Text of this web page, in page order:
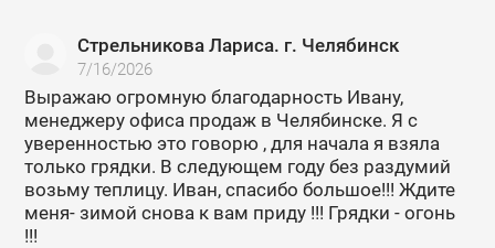
Стрельникова Лариса. г. Челябинск
7/16/2026
Выражаю огромную благодарность Ивану,
менеджеру офиса продаж в Челябинске. Я с
уверенностью это говорю , для начала я взяла
только грядки. В следующем году без раздумий
возьму теплицу. Иван, спасибо большое!!! Ждите
меня- зимой снова к вам приду !!! Грядки - огонь
!!!